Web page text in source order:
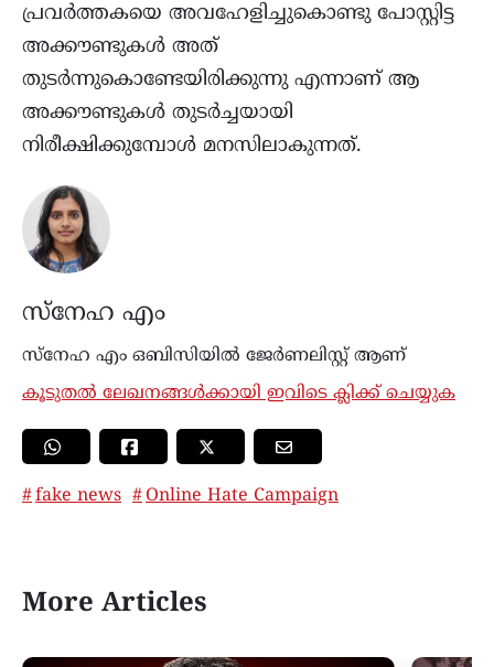
പ്രവർത്തകയെ അവഹേളിച്ചുകൊണ്ടു പോസ്റ്റിട്ട
അക്കൗണ്ടുകൾ അത്
തുടർന്നുകൊണ്ടേയിരിക്കുന്നു എന്നാണ് ആ
അക്കൗണ്ടുകൾ തുടർച്ചയായി
നിരീക്ഷിക്കുമ്പോൾ മനസിലാകുന്നത്.
സ്നേഹ എം
സ്നേഹ എം ഒബിസിയില്‍ ജേർണലിസ്റ്റ് ആണ്
കൂടുതൽ ലേഖനങ്ങൾക്കായി ഇവിടെ ക്ലിക്ക് ചെയ്യുക
fake news Online Hate Campaign
More Articles